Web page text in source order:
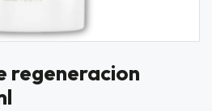
regeneracion